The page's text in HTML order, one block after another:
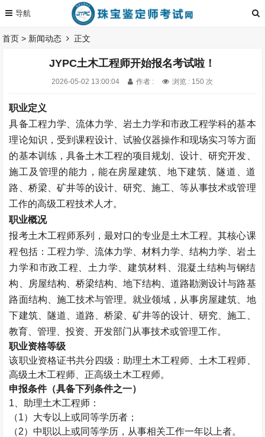
首页 > 新闻动态 正文
JYPC土木工程师开始报名考试啦！
2026-05-02 13:00:04 作者 : 浏览 : 150 次
职业定义
具备工程力学、流体力学、岩土力学和市政工程学科的基本
理论知识，受到课程设计、试验仪器操作和现场实习等方面
的基本训练，具备土木工程的项目规划、设计、研究开发、
施工及管理的能力，能在房屋建筑、地下建筑、隧道、道
路、桥梁、矿井等的设计、研究、施工、等从事技术或管理
工作的高级工程技术人才。
职业概况
报考土木工程师系列，最对口的专业是土木工程。其核心课
程包括：工程力学、流体力学、材料力学、结构力学、岩土
力学和市政工程、土力学、建筑材料、混凝土结构与钢结
构、房屋结构、桥梁结构、地下结构、道路勘测设计与路基
路面结构、施工技术与管理。就业领域，从事房屋建筑、地
下建筑、隧道、道路、桥梁、矿井等的设计、研究、施工、
教育、管理、投资、开发部门从事技术或管理工作。
职业资格等级
该职业资格证书共分四级：助理土木工程师 土木工程师
高级土木工程师 、正高级土木工程师。
申报条件（具备下列条件之一）
1、助理土木工程师 ：
（1）大专以上或同等学历者；
（2）中职以上或同等学历，从事相关工作一年以上者。